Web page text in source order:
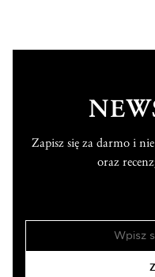
Zapisz się za darmo i
oraz